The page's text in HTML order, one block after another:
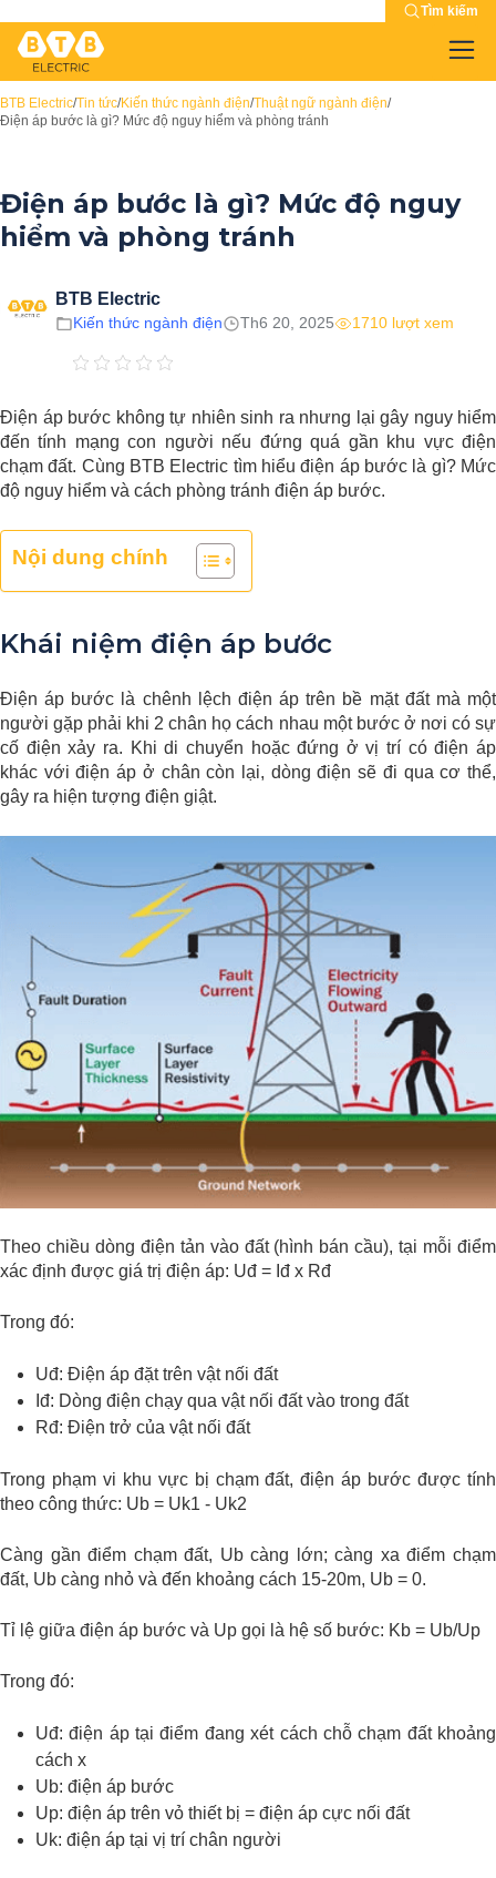
Tìm kiếm
BTB Electric/Tin tức/Kiến thức ngành điện/Thuật ngữ ngành điện/
Điện áp bước là gì? Mức độ nguy hiểm và phòng tránh
Điện áp bước là gì? Mức độ nguy
hiểm và phòng tránh
BTB Electric
Kiến thức ngành điện Th6 20, 2025 1710 lượt xem
Điện áp bước không tự nhiên sinh ra nhưng lại gây nguy hiểm
đến tính mạng con người nếu đứng quá gần khu vực điện
chạm đất. Cùng BTB Electric tìm hiểu điện áp bước là gì? Mức
độ nguy hiểm và cách phòng tránh điện áp bước.
Nội dung chính
Khái niệm điện áp bước
Điện áp bước là chênh lệch điện áp trên bề mặt đất mà một
người gặp phải khi 2 chân họ cách nhau một bước ở nơi có sự
cố điện xảy ra. Khi di chuyển hoặc đứng ở vị trí có điện áp
khác với điện áp ở chân còn lại, dòng điện sẽ đi qua cơ thể,
gây ra hiện tượng điện giật.
Theo chiều dòng điện tản vào đất (hình bán cầu), tại mỗi điểm
xác định được giá trị điện áp: Uđ = Iđ x Rđ
Trong đó:
Uđ: Điện áp đặt trên vật nối đất
Iđ: Dòng điện chạy qua vật nối đất vào trong đất
Rđ: Điện trở của vật nối đất
Trong phạm vi khu vực bị chạm đất, điện áp bước được tính
theo công thức: Ub = Uk1 - Uk2
Càng gần điểm chạm đất, Ub càng lớn; càng xa điểm chạm
đất, Ub càng nhỏ và đến khoảng cách 15-20m, Ub = 0.
Tỉ lệ giữa điện áp bước và Up gọi là hệ số bước: Kb = Ub/Up
Trong đó:
Uđ: điện áp tại điểm đang xét cách chỗ chạm đất khoảng
cách x
Ub: điện áp bước
Up: điện áp trên vỏ thiết bị = điện áp cực nối đất
Uk: điện áp tại vị trí chân người